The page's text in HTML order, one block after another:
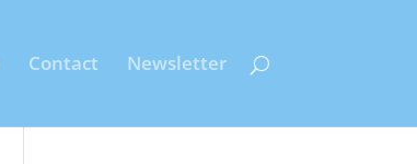
Contact Newsletter